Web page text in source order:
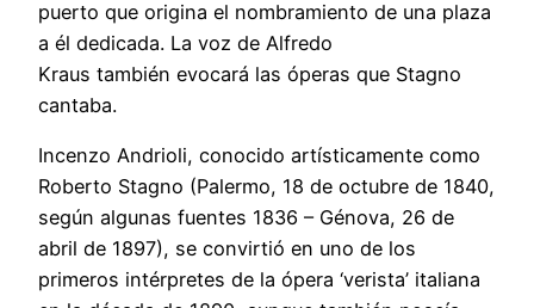
puerto que origina el nombramiento de una plaza
a él dedicada. La voz de Alfredo
Kraus también evocará las óperas que Stagno
cantaba.
Incenzo Andrioli, conocido artísticamente como
Roberto Stagno (Palermo, 18 de octubre de 1840,
según algunas fuentes 1836 – Génova, 26 de
abril de 1897), se convirtió en uno de los
primeros intérpretes de la ópera ‘verista’ italiana